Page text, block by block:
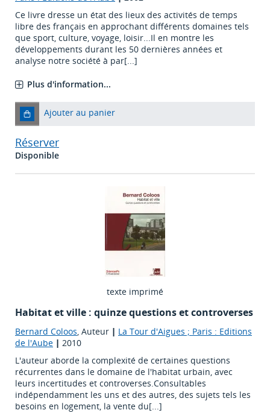
Ce livre dresse un état des lieux des activités de temps
libre des français en approchant différents domaines tels
que sport, culture, voyage, loisir...Il en montre les
développements durant les 50 dernières années et
analyse notre société à par[...]
Plus d'information...
Ajouter au panier
Réserver
Disponible
texte imprimé
Habitat et ville : quinze questions et controverses
Bernard Coloos, Auteur | La Tour d'Aigues ; Paris : Editions
de l'Aube | 2010
L'auteur aborde la complexité de certaines questions
récurrentes dans le domaine de l'habitat urbain, avec
leurs incertitudes et controverses.Consultables
indépendamment les uns et des autres, des sujets tels les
besoins en logement, la vente du[...]